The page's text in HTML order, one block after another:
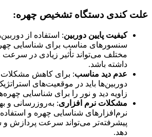
علت کندی دستگاه‌ تشخیص چهره:
کیفیت پایین دوربین: استفاده از
سنسورهای مناسب برای شناسایی
مختلف می‌تواند تأثیر زیادی در
داشته باشد.
عدم دید مناسب: برای کاهش مشکلات
دوربین‌ها باید در موقعیت‌های
زاویه دید و نور را برای شناسایی
مشکلات نرم ‌افزاری: به‌روزرسانی و
نرم‌افزارهای شناسایی چهره و استفاده
پیشرفته‌تر می‌تواند سرعت پردازش و
دهد.